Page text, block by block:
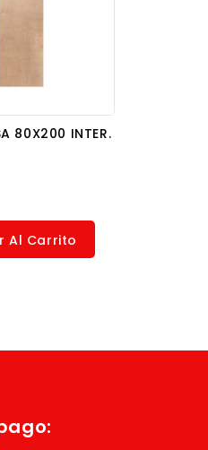
80X200 INTER.
Al Carrito